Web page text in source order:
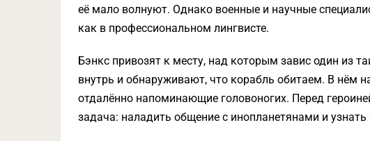
её мало волнуют. Однако военные и научные
как в профессиональном лингвисте.
Бэнкс привозят к месту, над которым завис один из
внутрь и обнаруживают, что корабль обитаем. В нём
отдалённо напоминающие головоногих. Перед
задача: наладить общение с инопланетянами и